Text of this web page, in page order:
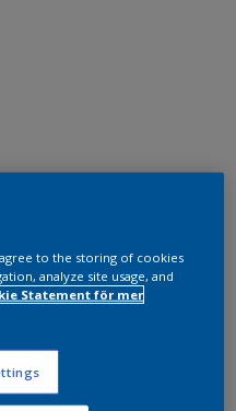
agree to the storing of cookies
analyze site usage, and
Statement för mer